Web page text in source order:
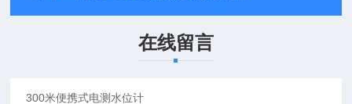
在线留言